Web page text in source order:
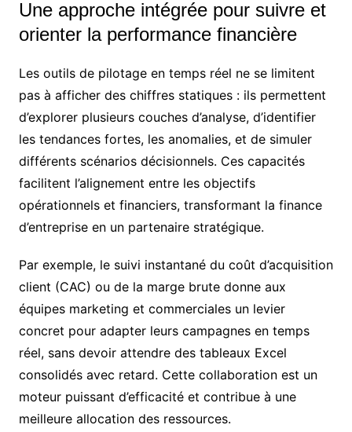
Une approche intégrée pour suivre et
orienter la performance financière
Les outils de pilotage en temps réel ne se limitent
pas à afficher des chiffres statiques : ils permettent
d’explorer plusieurs couches d’analyse, d’identifier
les tendances fortes, les anomalies, et de simuler
différents scénarios décisionnels. Ces capacités
facilitent l’alignement entre les objectifs
opérationnels et financiers, transformant la finance
d’entreprise en un partenaire stratégique.
Par exemple, le suivi instantané du coût d’acquisition
client (CAC) ou de la marge brute donne aux
équipes marketing et commerciales un levier
concret pour adapter leurs campagnes en temps
réel, sans devoir attendre des tableaux Excel
consolidés avec retard. Cette collaboration est un
moteur puissant d’efficacité et contribue à une
meilleure allocation des ressources.